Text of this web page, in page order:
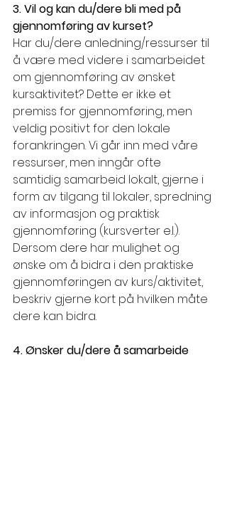
3. Vil og kan du/dere bli med på
gjennomføring av kurset?
Har du/dere anledning/ressurser til
å være med videre i samarbeidet
om gjennomføring av ønsket
kursaktivitet? Dette er ikke et
premiss for gjennomføring, men
veldig positivt for den lokale
forankringen. Vi går inn med våre
ressurser, men inngår ofte
samtidig samarbeid lokalt, gjerne i
form av tilgang til lokaler, spredning
av informasjon og praktisk
gjennomføring (kursverter e.l.).
Dersom dere har mulighet og
ønske om å bidra i den praktiske
gjennomføringen av kurs/aktivitet,
beskriv gjerne kort på hvilken måte
dere kan bidra.
4. Ønsker du/dere å samarbeide